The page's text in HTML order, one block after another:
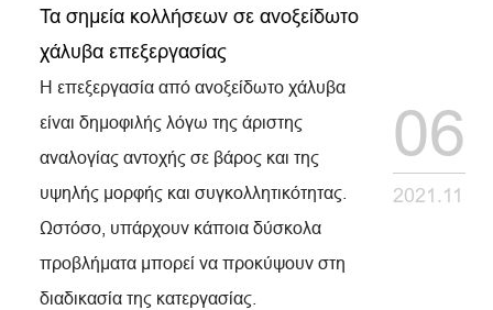
Τα σημεία κολλήσεων σε ανοξείδωτο
χάλυβα επεξεργασίας
Η επεξεργασία από ανοξείδωτο χάλυβα
είναι δημοφιλής λόγω της άριστης
αναλογίας αντοχής σε βάρος και της
υψηλής μορφής και συγκολλητικότητας.
Ωστόσο, υπάρχουν κάποια δύσκολα
προβλήματα μπορεί να προκύψουν στη
διαδικασία της κατεργασίας.
06
2021.11